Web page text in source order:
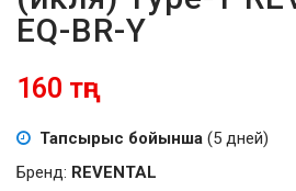
EQ-BR-Y
160 тңг
Тапсырыс бойынша (5 дней)
Бренд: REVENTAL